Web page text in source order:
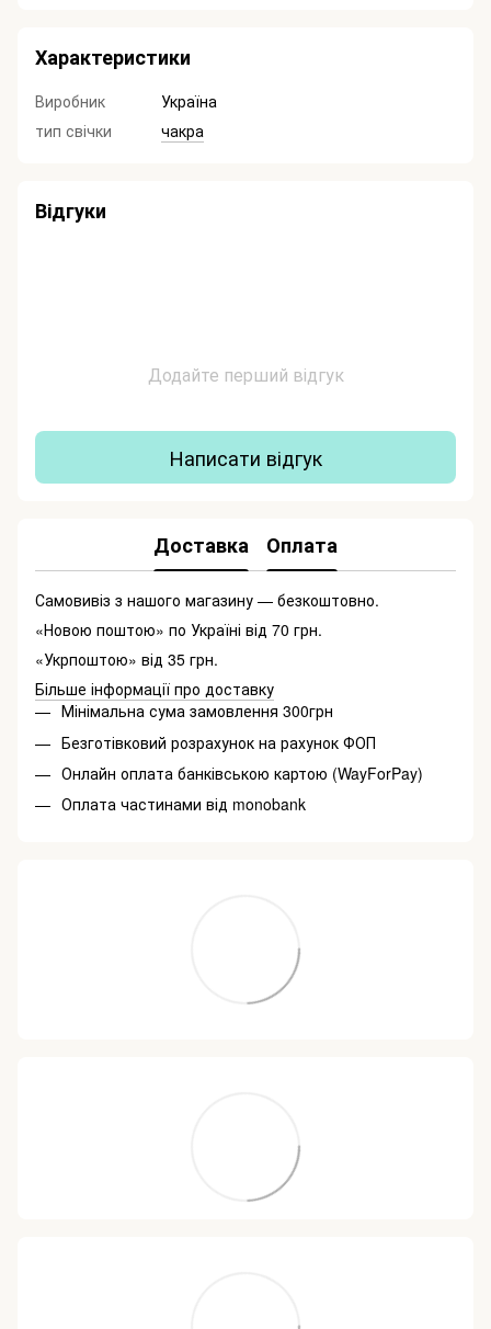
Характеристики
Виробник
Україна
тип свічки
чакра
Відгуки
Додайте перший відгук
Написати відгук
Доставка Оплата
Самовивіз з нашого магазину — безкоштовно.
«Новою поштою» по Україні від 70 грн.
«Укрпоштою» від 35 грн.
Більше інформації про доставку
Мінімальна сума замовлення 300грн
Безготівковий розрахунок на рахунок ФОП
Онлайн оплата банківською картою (WayForPay)
Оплата частинами від monobank